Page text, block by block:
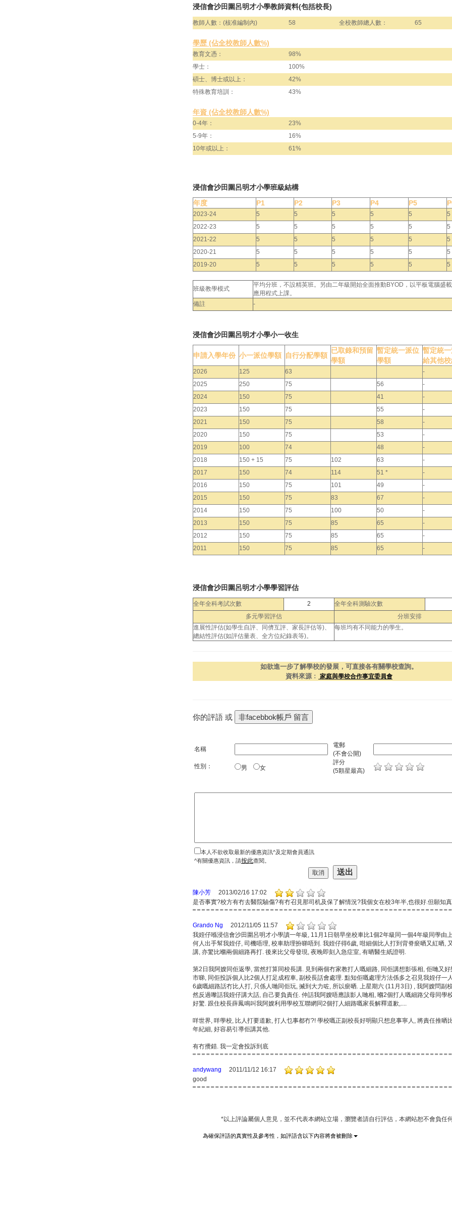
浸信會沙田圍呂明才小學教師資料(包括校長)
教師人數：(核准編制內) 58 全校教師總人數： 65
學歷 (佔全校教師人數%)
教育文憑：
98%
學士：
100%
碩士、博士或以上：
42%
特殊教育培訓：
43%
年資 (佔全校教師人數%)
0-4年：
23%
5-9年：
16%
10年或以上：
61%
浸信會沙田圍呂明才小學班級結構
年度
P1 P2 P3 P4 P5
2023-24 5 5 5 5 5
5
2022-23
5 5 5 5 5
5
2021-22
5 5 5 5 5
5
2020-21
5 5 5 5 5
5
2019-20
5 5 5 5 5 5
班級教學模式
平均分班，不設精英班。另由二年級開始全面推動BYOD，以平板電腦盛
應用程式上課。
備註
-
浸信會沙田圍呂明才小學小一收生
申請入學年份 小一派位學額 自行分配學額
已取錄和預留
學額
暫定統一派位
學額
暫定統
給其他
2026 125 63
-
2025
250 75 56
-
2024
150 75 41
-
2023
150 75 55
-
2021
150 75 58
-
2020
150 75 53
-
2019
100 74 48
-
2018
150 + 15 75 102 63
-
2017
150 74 114 51 *
-
2016
150 75 101 49
-
2015
150 75 83 67
-
2014
150 75 100 50
-
2013
150 75 85 65
-
2012
150 75 85 65
-
2011
150 75 85 65 -
浸信會沙田圍呂明才小學學習評估
全年全科考試次數 2
全年全科測驗次數
多元學習評估
分班安排
進展性評估(如學生自評、同儕互評、家長評估等)、
總結性評估(如評估量表、全方位紀錄表等)。
每班均有不同能力的學生。
如欲進一步了解學校的發展，可直接各有關學校查詢。
資料來源﹕ 家庭與學校合作事宜委員會
你的評語 或
名稱
電郵
(不會公開)
性別：
男 女
評分
(5顆星最高)
本人不欲收取最新的優惠資訊^及定期會員通訊
^有關優惠資訊，請按此查閱。
陳小芳
2013/02/16 17:02
是否事實?校方有冇去醫院驗傷?有冇召見那司机及保了解情況?我個女在校3年半,也很好.但願知
Grando Ng
2012/11/05 11:57
我姪仔喺浸信會沙田圍呂明才小學讀一年級, 11月1日朝早坐校車比1個2年級同一個4年級同學由
何人出手幫我姪仔, 司機唔理, 校車助理扮睇唔到. 我姪仔得6歲, 咁細個比人打到背脊瘀晒又紅晒,
講, 亦驚比嗰兩個細路再打. 後來比父母發現, 夜晚即刻入急症室, 有晒醫生紙證明.
第2日我阿嫂同佢返學, 當然打算同校長講. 見到兩個冇家教打人嘅細路, 同佢講想影張相, 佢哋又
市睇, 同佢投訴個人比2個人打足成程車, 副校長話會處理. 點知佢嘅處理方法係多之召見我姪仔一
6歲嘅細路話冇比人打, 只係人哋同佢玩, 搣到大力咗, 所以瘀晒. 上星期六 (11月3日) , 我阿嫂問副
然反過嚟話我姪仔講大話, 自己要負責任. 仲話我阿嫂唔應該影人哋相, 嗰2個打人嘅細路父母同學
好驚. 跟住校長薛鳳鳴叫我阿嫂利用學校互聯網同2個打人細路嘅家長解釋道歉,....
咩世界, 咩學校, 比人打要道歉, 打人乜事都冇?! 學校嘅正副校長好明顯只想息事寧人, 將責任推晒
年紀細, 好容易引導佢講其他.
有冇攪錯. 我一定會投訴到底
andywang
2011/11/12 16:17
good
*以上評論屬個人意見，並不代表本網站立場，瀏覽者請自行評估，本網站恕不會負任
為確保評語的真實性及參考性，如評語含以下內容將會被刪除